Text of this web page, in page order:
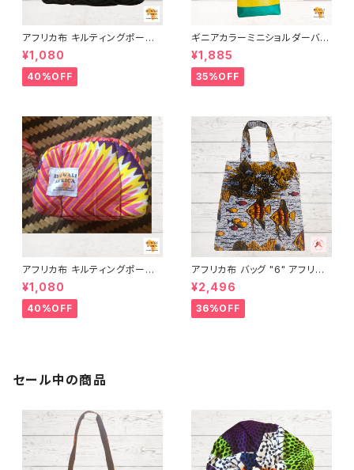
アフリカ布 キルティングポーチ
アフリカンプリント パーニュ カ
ンガ キテンゲ トートバッグ エコ
バッグ ギニア フェアトレード IN
UWALIAFRICA
¥1,080
40%OFF
ギニアカラーミニショルダーバッ
グ INUWALIAFRICA
¥1,885
35%OFF
アフリカ布 キルティングポーチ
アフリカンプリント パーニュ カ
ンガ キテンゲ トートバッグ エコ
バッグ ギニア フェアトレード IN
UWALIAFRICA
¥1,080
40%OFF
アフリカ布 バッグ "6" アフリカ
ンプリント パーニュ カンガ キテ
ンゲ トートバッグ エコバッグ ギ
ニア フェアトレード INUWALIA
FRICA
¥2,496
36%OFF
セール中の商品